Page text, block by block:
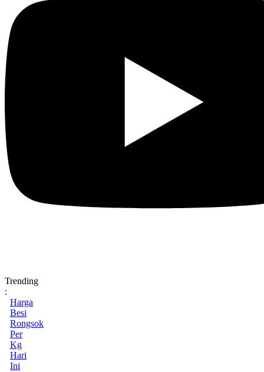
Trending
:
Harga
Besi
Rongsok
Per
Kg
Hari
Ini